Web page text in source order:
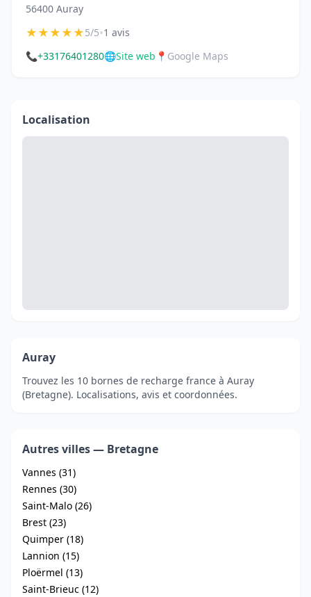
56400 Auray
★★★★★5/5•1 avis
📞+33176401280🌐Site web 📍 Google Maps
Localisation
Auray
Trouvez les 10 bornes de recharge france à Auray
(Bretagne). Localisations, avis et coordonnées.
Autres villes — Bretagne
Vannes (31)
Rennes (30)
Saint-Malo (26)
Brest (23)
Quimper (18)
Lannion (15)
Ploërmel (13)
Saint-Brieuc (12)